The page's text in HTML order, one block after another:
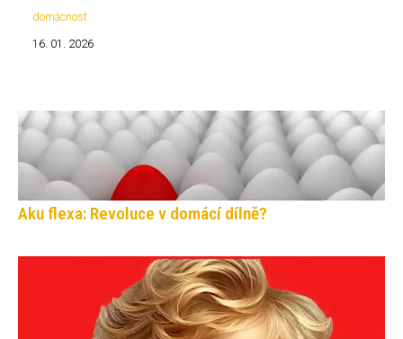
domácnost
16. 01. 2026
Aku flexa: Revoluce v domácí dílně?